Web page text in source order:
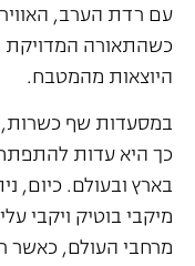
עם רדת הערב,
כשהתאורה המדויקת
היוצאות מהמטבח.
במסעדות שף כשרות,
כך היא עדות
בארץ ובעולם. כיום,
מיקבי בוטיק ויקבי
מרחבי העולם, כאשר